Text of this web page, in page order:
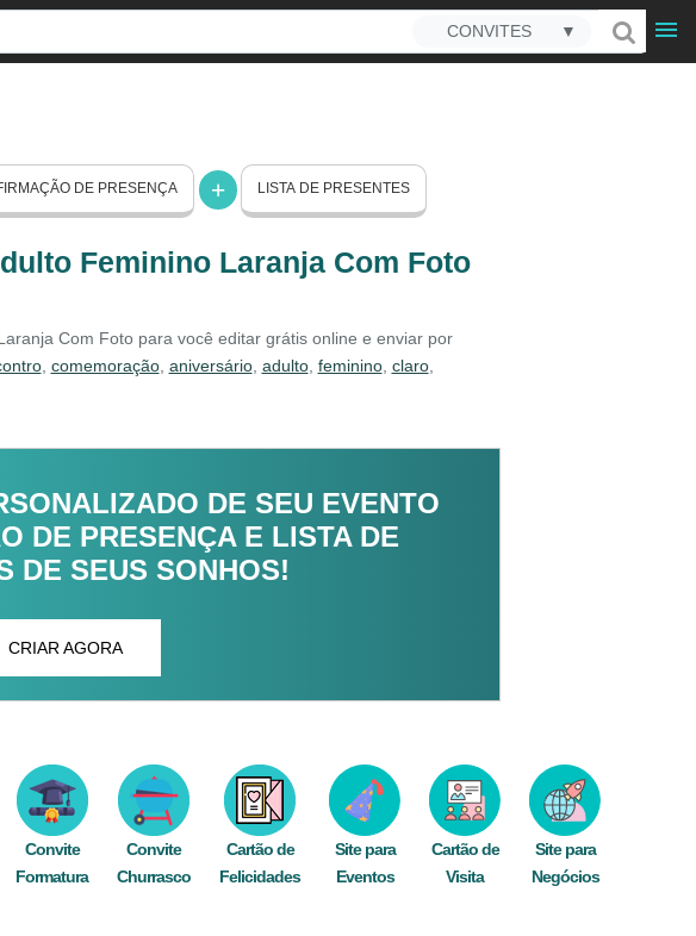
CONVITES ▼
DE PRESENÇA LISTA DE PRESENTES
Feminino Laranja Com Foto
Com Foto para você editar grátis online e enviar por
, comemoração, aniversário, adulto, feminino, claro,
DE SEU EVENTO
DE PRESENÇA E LISTA DE
DE SEUS SONHOS!
CRIAR AGORA
Convite
Formatura
Convite
Churrasco
Cartão de
Felicidades
Site para
Eventos
Cartão de
Visita
Site para
Negócios